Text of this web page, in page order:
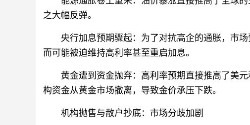
之大幅反弹。
央行加息预期骤起：为了对抗高企的通胀，市
而可能被迫维持高利率甚至重启加息。
黄金遭到资金抛弃：高利率预期直接推高了美
构资金从黄金市场撤离，导致金价承压下跌。
机构抛售与散户抄底：市场分歧加剧